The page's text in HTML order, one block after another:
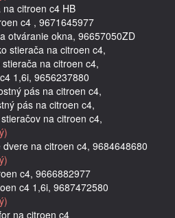
citroen c4 HB
c4 , 9671645977
otváranie okna, 96657050ZD
stierača na citroen c4,
na citroen c4,
1,6i, 9656237880
pás na citroen c4,
pás na citroen c4,
na citroen c4,
na citroen c4, 9684648680
c4, 9666882977
c4 1,6i, 9687472580
na citroen c4